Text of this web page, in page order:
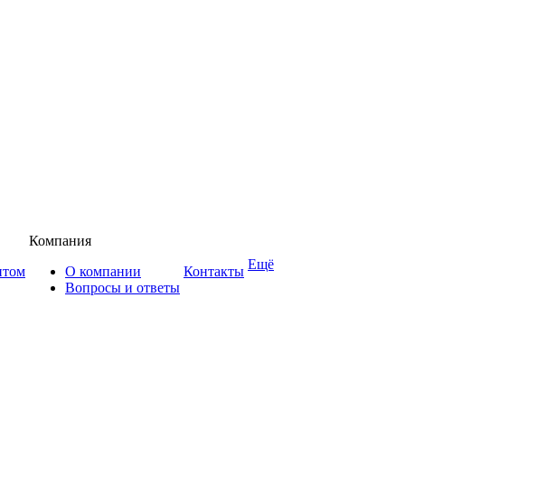
Компания
О компании
Вопросы и ответы
Контакты Ещё